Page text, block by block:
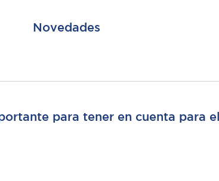
Novedades
para tener en cuenta para el